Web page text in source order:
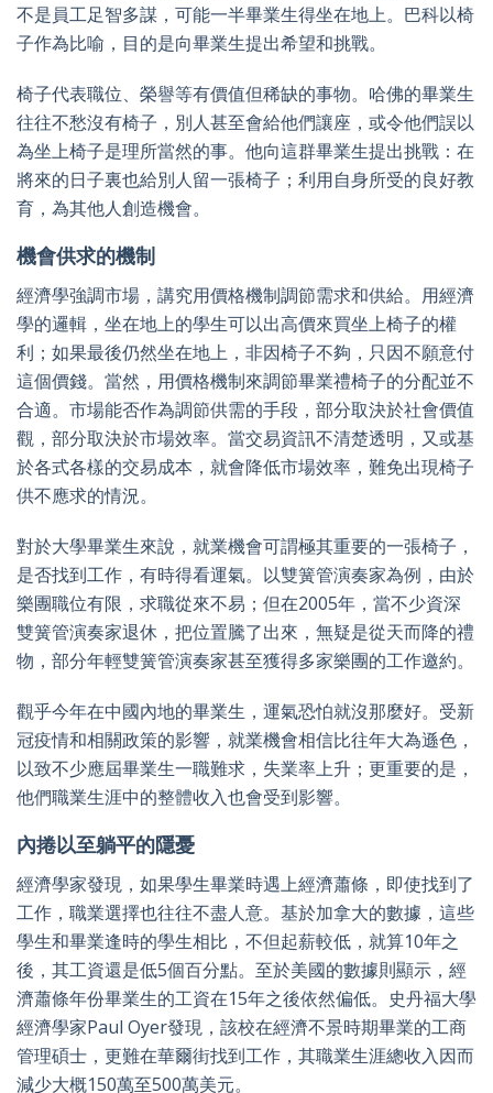
不是員工足智多謀，可能一半畢業生得坐在地上。巴科以椅
子作為比喻，目的是向畢業生提出希望和挑戰。
椅子代表職位、榮譽等有價值但稀缺的事物。哈佛的畢業生
往往不愁沒有椅子，別人甚至會給他們讓座，或令他們誤以
為坐上椅子是理所當然的事。他向這群畢業生提出挑戰：在
將來的日子裏也給別人留一張椅子；利用自身所受的良好教
育，為其他人創造機會。
機會供求的機制
經濟學強調市場，講究用價格機制調節需求和供給。用經濟
學的邏輯，坐在地上的學生可以出高價來買坐上椅子的權
利；如果最後仍然坐在地上，非因椅子不夠，只因不願意付
這個價錢。當然，用價格機制來調節畢業禮椅子的分配並不
合適。市場能否作為調節供需的手段，部分取決於社會價值
觀，部分取決於市場效率。當交易資訊不清楚透明，又或基
於各式各樣的交易成本，就會降低市場效率，難免出現椅子
供不應求的情況。
對於大學畢業生來說，就業機會可謂極其重要的一張椅子，
是否找到工作，有時得看運氣。以雙簧管演奏家為例，由於
樂團職位有限，求職從來不易；但在2005年，當不少資深
雙簧管演奏家退休，把位置騰了出來，無疑是從天而降的禮
物，部分年輕雙簧管演奏家甚至獲得多家樂團的工作邀約。
觀乎今年在中國內地的畢業生，運氣恐怕就沒那麼好。受新
冠疫情和相關政策的影響，就業機會相信比往年大為遜色，
以致不少應屆畢業生一職難求，失業率上升；更重要的是，
他們職業生涯中的整體收入也會受到影響。
內捲以至躺平的隱憂
經濟學家發現，如果學生畢業時遇上經濟蕭條，即使找到了
工作，職業選擇也往往不盡人意。基於加拿大的數據，這些
學生和畢業逢時的學生相比，不但起薪較低，就算10年之
後，其工資還是低5個百分點。至於美國的數據則顯示，經
濟蕭條年份畢業生的工資在15年之後依然偏低。史丹福大學
經濟學家Paul Oyer發現，該校在經濟不景時期畢業的工商
管理碩士，更難在華爾街找到工作，其職業生涯總收入因而
減少大概150萬至500萬美元。